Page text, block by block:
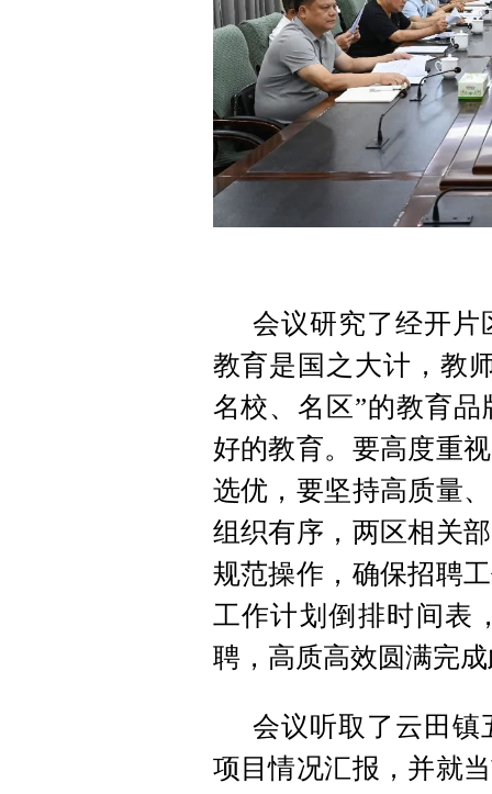
会议研究了经开片
教育是国之大计，教
名校、名区”的教育
好的教育。要高度重
选优，要坚持高质量
组织有序，两区相关
规范操作，确保招聘
工作计划倒排时间表
聘，高质高效圆满完
会议听取了云田镇
项目情况汇报，并就